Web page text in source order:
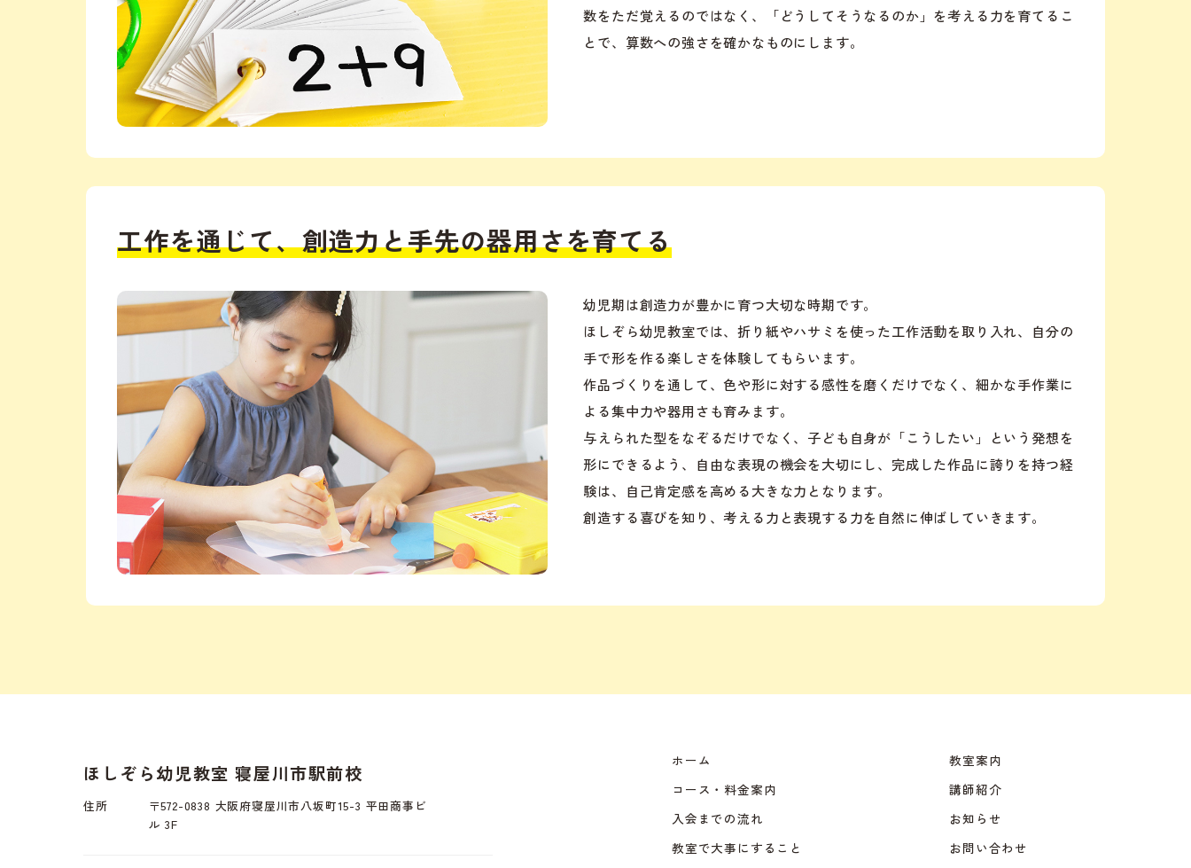
数をただ覚えるのではなく、「どうしてそうなるのか」を考える力を育てるこ
とで、算数への強さを確かなものにします。
工作を通じて、創造力と手先の器用さを育てる
幼児期は創造力が豊かに育つ大切な時期です。
ほしぞら幼児教室では、折り紙やハサミを使った工作活動を取り入れ、自分の
手で形を作る楽しさを体験してもらいます。
作品づくりを通して、色や形に対する感性を磨くだけでなく、細かな手作業に
よる集中力や器用さも育みます。
与えられた型をなぞるだけでなく、子ども自身が「こうしたい」という発想を
形にできるよう、自由な表現の機会を大切にし、完成した作品に誇りを持つ経
験は、自己肯定感を高める大きな力となります。
創造する喜びを知り、考える力と表現する力を自然に伸ばしていきます。
ほしぞら幼児教室 寝屋川市駅前校
住所
〒572-0838 大阪府寝屋川市八坂町15-3 平田商事ビ
ル 3F
ホーム
コース・料金案内
入会までの流れ
教室で大事にすること
教室案内
講師紹介
お知らせ
お問い合わせ